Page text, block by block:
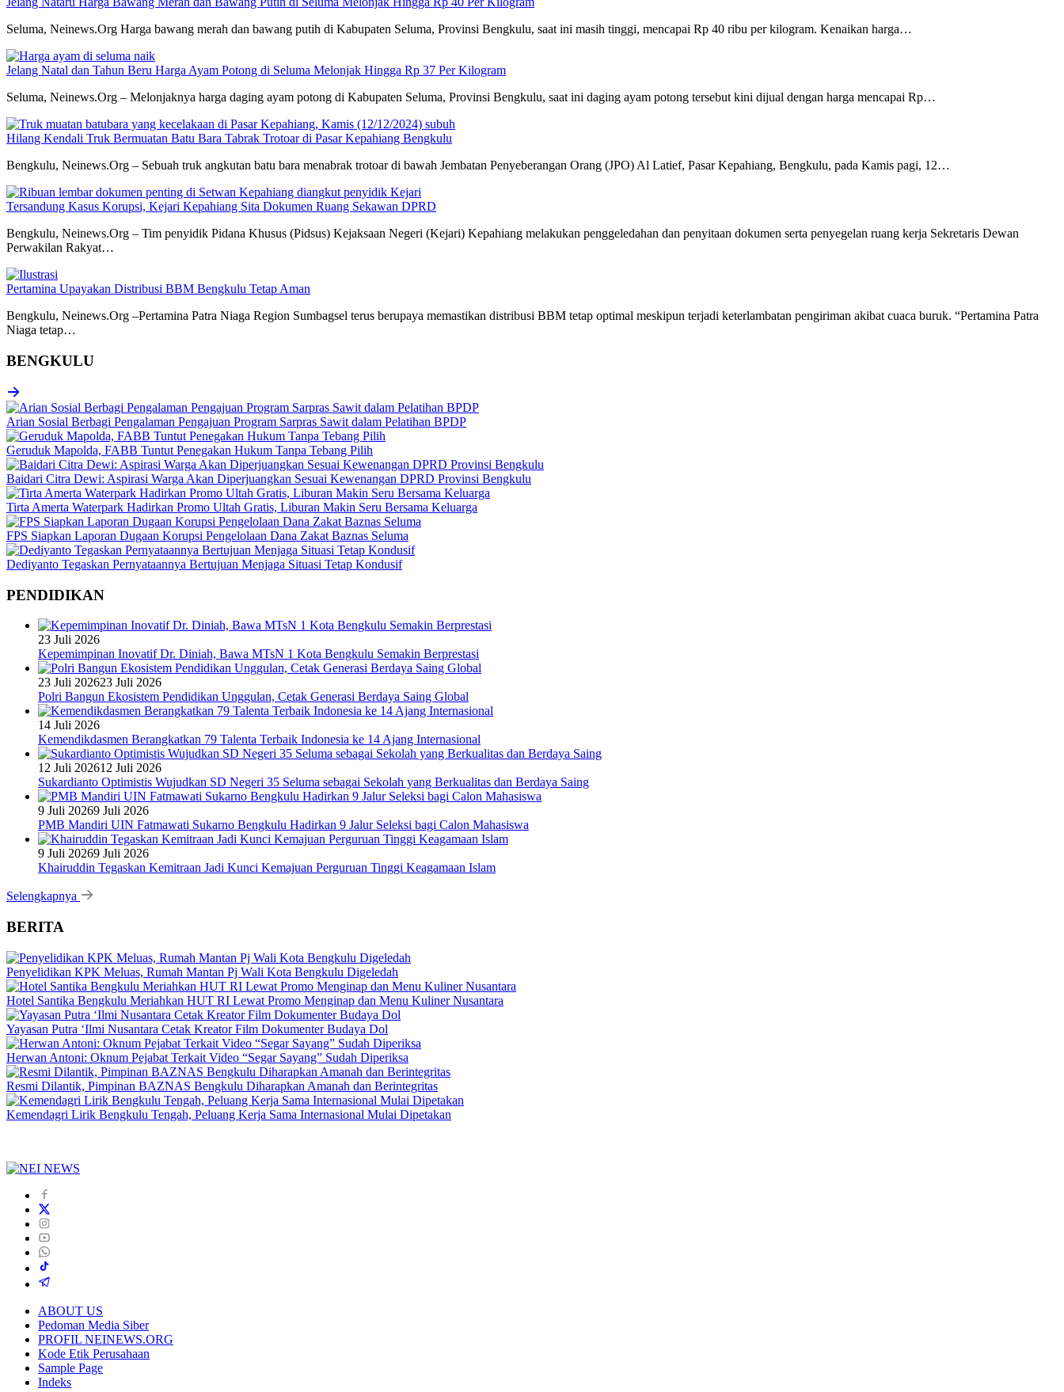
Seluma, Neinews.Org Harga bawang merah dan bawang putih di Kabupaten Seluma, Provinsi Bengkulu, saat ini masih tinggi, mencapai Rp 40 ribu per kilogram. Kenaikan harga…
Jelang Natal dan Tahun Beru Harga Ayam Potong di Seluma Melonjak Hingga Rp 37 Per Kilogram
Seluma, Neinews.Org – Melonjaknya harga daging ayam potong di Kabupaten Seluma, Provinsi Bengkulu, saat ini daging ayam potong tersebut kini dijual dengan harga mencapai Rp…
Hilang Kendali Truk Bermuatan Batu Bara Tabrak Trotoar di Pasar Kepahiang Bengkulu
Bengkulu, Neinews.Org – Sebuah truk angkutan batu bara menabrak trotoar di bawah Jembatan Penyeberangan Orang (JPO) Al Latief, Pasar Kepahiang, Bengkulu, pada Kamis pagi, 12…
Tersandung Kasus Korupsi, Kejari Kepahiang Sita Dokumen Ruang Sekawan DPRD
Bengkulu, Neinews.Org – Tim penyidik Pidana Khusus (Pidsus) Kejaksaan Negeri (Kejari) Kepahiang melakukan penggeledahan dan penyitaan dokumen serta penyegelan ruang kerja Sekretaris Dewan
Perwakilan Rakyat…
Pertamina Upayakan Distribusi BBM Bengkulu Tetap Aman
Bengkulu, Neinews.Org –Pertamina Patra Niaga Region Sumbagsel terus berupaya memastikan distribusi BBM tetap optimal meskipun terjadi keterlambatan pengiriman akibat cuaca buruk. “Pertamina Patra
Niaga tetap…
BENGKULU
Arian Sosial Berbagi Pengalaman Pengajuan Program Sarpras Sawit dalam Pelatihan BPDP
Geruduk Mapolda, FABB Tuntut Penegakan Hukum Tanpa Tebang Pilih
Baidari Citra Dewi: Aspirasi Warga Akan Diperjuangkan Sesuai Kewenangan DPRD Provinsi Bengkulu
Tirta Amerta Waterpark Hadirkan Promo Ultah Gratis, Liburan Makin Seru Bersama Keluarga
FPS Siapkan Laporan Dugaan Korupsi Pengelolaan Dana Zakat Baznas Seluma
Dediyanto Tegaskan Pernyataannya Bertujuan Menjaga Situasi Tetap Kondusif
PENDIDIKAN
23 Juli 2026
Kepemimpinan Inovatif Dr. Diniah, Bawa MTsN 1 Kota Bengkulu Semakin Berprestasi
23 Juli 202623 Juli 2026
Polri Bangun Ekosistem Pendidikan Unggulan, Cetak Generasi Berdaya Saing Global
14 Juli 2026
Kemendikdasmen Berangkatkan 79 Talenta Terbaik Indonesia ke 14 Ajang Internasional
12 Juli 202612 Juli 2026
Sukardianto Optimistis Wujudkan SD Negeri 35 Seluma sebagai Sekolah yang Berkualitas dan Berdaya Saing
9 Juli 20269 Juli 2026
PMB Mandiri UIN Fatmawati Sukarno Bengkulu Hadirkan 9 Jalur Seleksi bagi Calon Mahasiswa
9 Juli 20269 Juli 2026
Khairuddin Tegaskan Kemitraan Jadi Kunci Kemajuan Perguruan Tinggi Keagamaan Islam
Selengkapnya
BERITA
Penyelidikan KPK Meluas, Rumah Mantan Pj Wali Kota Bengkulu Digeledah
Hotel Santika Bengkulu Meriahkan HUT RI Lewat Promo Menginap dan Menu Kuliner Nusantara
Yayasan Putra ‘Ilmi Nusantara Cetak Kreator Film Dokumenter Budaya Dol
Herwan Antoni: Oknum Pejabat Terkait Video “Segar Sayang” Sudah Diperiksa
Resmi Dilantik, Pimpinan BAZNAS Bengkulu Diharapkan Amanah dan Berintegritas
Kemendagri Lirik Bengkulu Tengah, Peluang Kerja Sama Internasional Mulai Dipetakan
ABOUT US
Pedoman Media Siber
PROFIL NEINEWS.ORG
Kode Etik Perusahaan
Sample Page
Indeks